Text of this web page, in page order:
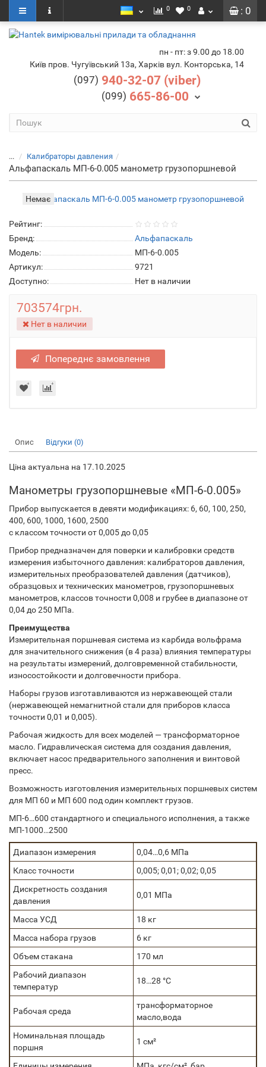
: 0
0 0
пн - пт: з 9.00 до 18.00
Київ пров. Чугуївський 13а, Харків вул. Конторська, 14
(097) 940-32-07 (viber)
(099) 665-86-00
... Калибраторы давления
Альфапаскаль МП-6-0.005 манометр грузопоршневой
Немає
Рейтинг:
Бренд:
Альфапаскаль
Модель:
МП-6-0.005
Артикул:
9721
Доступно:
Нет в наличии
703574грн.
Нет в наличии
Попереднє замовлення
Опис Відгуки (0)
Ціна актуальна на 17.10.2025
Манометры грузопоршневые «МП-6-0.005»
Прибор выпускается в девяти модификациях: 6, 60, 100, 250,
400, 600, 1000, 1600, 2500
с классом точности от 0,005 до 0,05
Прибор предназначен для поверки и калибровки средств
измерения избыточного давления: калибраторов давления,
измерительных преобразователей давления (датчиков),
образцовых и технических манометров, грузопоршневых
манометров, классов точности 0,008 и грубее в диапазоне от
0,04 до 250 МПа.
Преимущества
Измерительная поршневая система из карбида вольфрама
для значительного снижения (в 4 раза) влияния температуры
на результаты измерений, долговременной стабильности,
износостойкости и долговечности прибора.
Наборы грузов изготавливаются из нержавеющей стали
(нержавеющей немагнитной стали для приборов класса
точности 0,01 и 0,005).
Рабочая жидкость для всех моделей — трансформаторное
масло. Гидравлическая система для создания давления,
включает насос предварительного заполнения и винтовой
пресс.
Возможность изготовления измерительных поршневых систем
для МП 60 и МП 600 под один комплект грузов.
МП-6…600 стандартного и специального исполнения, а также
МП-1000…2500
Диапазон измерения
0,04…0,6 МПа
Класс точности
0,005; 0,01; 0,02; 0,05
Дискретность создания
давления
0,01 МПа
Масса УСД
18 кг
Масса набора грузов
6 кг
Объем стакана
170 мл
Рабочий диапазон
температур
18…28 °C
Рабочая среда
трансформаторное
масло,вода
Номинальная площадь
поршня
1 см²